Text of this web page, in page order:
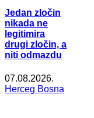
Jedan zločin
nikada ne
legitimira
drugi zločin, a
niti odmazdu
07.08.2026.
Herceg Bosna